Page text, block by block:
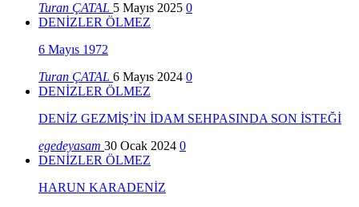
Turan ÇATAL 5 Mayıs 2025 0
DENİZLER ÖLMEZ
6 Mayıs 1972
Turan ÇATAL 6 Mayıs 2024 0
DENİZLER ÖLMEZ
DENİZ GEZMİŞ’İN İDAM SEHPASINDA SON İSTEĞİ
egedeyasam 30 Ocak 2024 0
DENİZLER ÖLMEZ
HARUN KARADENİZ